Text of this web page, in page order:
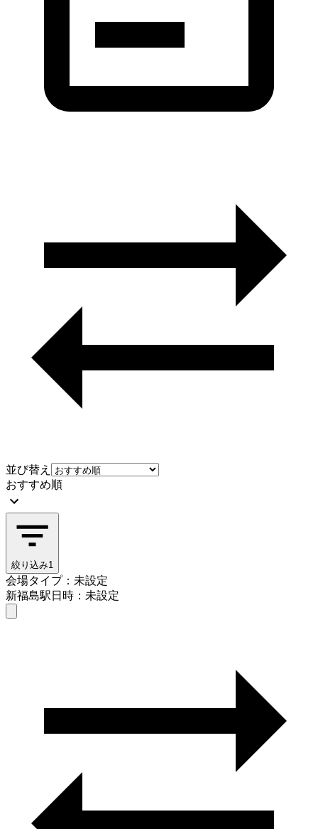
並び替え
おすすめ順
絞り込み1
会場タイプ：未設定
新福島駅日時：未設定